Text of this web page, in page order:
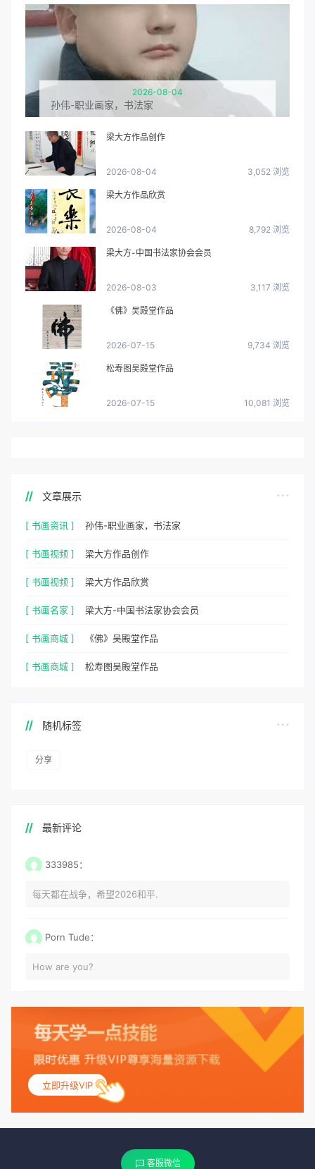
2026-08-04
孙伟-职业画家，书法家
梁大方作品创作
2026-08-04 3,052 浏览
梁大方作品欣赏
2026-08-04 8,792 浏览
梁大方-中国书法家协会会员
2026-08-03 3,117 浏览
《佛》吴殿堂作品
2026-07-15 9,734 浏览
松寿图吴殿堂作品
2026-07-15 10,081 浏览
文章展示
[ 书画资讯 ] 孙伟-职业画家，书法家
[ 书画视频 ] 梁大方作品创作
[ 书画视频 ] 梁大方作品欣赏
[ 书画名家 ] 梁大方-中国书法家协会会员
[ 书画商城 ] 《佛》吴殿堂作品
[ 书画商城 ] 松寿图吴殿堂作品
随机标签
分享
最新评论
333985：
每天都在战争，希望2026和平.
Porn Tude：
How are you?
立即升级VIP
客服微信